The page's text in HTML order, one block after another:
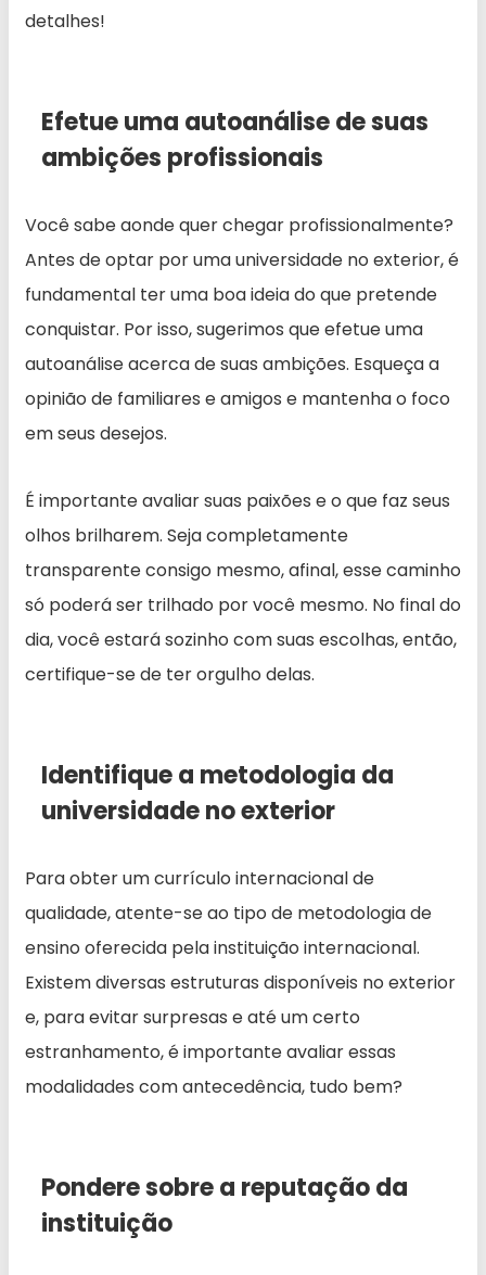
detalhes!
Efetue uma autoanálise de suas
ambições profissionais
Você sabe aonde quer chegar profissionalmente?
Antes de optar por uma universidade no exterior, é
fundamental ter uma boa ideia do que pretende
conquistar. Por isso, sugerimos que efetue uma
autoanálise acerca de suas ambições. Esqueça a
opinião de familiares e amigos e mantenha o foco
em seus desejos.
É importante avaliar suas paixões e o que faz seus
olhos brilharem. Seja completamente
transparente consigo mesmo, afinal, esse caminho
só poderá ser trilhado por você mesmo. No final do
dia, você estará sozinho com suas escolhas, então,
certifique-se de ter orgulho delas.
Identifique a metodologia da
universidade no exterior
Para obter um currículo internacional de
qualidade, atente-se ao tipo de metodologia de
ensino oferecida pela instituição internacional.
Existem diversas estruturas disponíveis no exterior
e, para evitar surpresas e até um certo
estranhamento, é importante avaliar essas
modalidades com antecedência, tudo bem?
Pondere sobre a reputação da
instituição